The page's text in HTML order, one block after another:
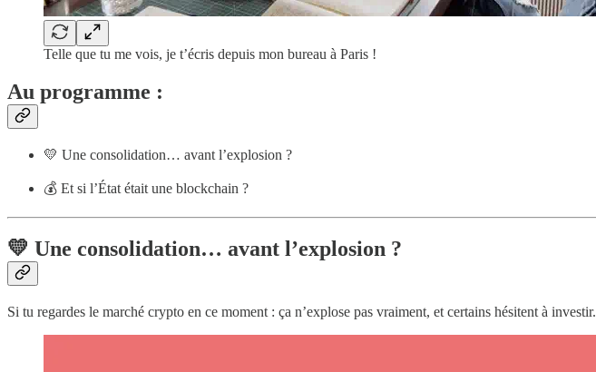
Telle que tu me vois, je t’écris depuis mon bureau à Paris !
Au programme :
💛 Une consolidation… avant l’explosion ?
💰 Et si l’État était une blockchain ?
💛 Une consolidation… avant l’explosion ?
Si tu regardes le marché crypto en ce moment : ça n’explose pas vraiment, et certains hésitent à investir.